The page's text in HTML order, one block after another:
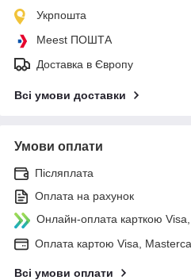
Укрпошта
Meest ПОШТА
Доставка в Європу
Всі умови доставки
Умови оплати
Післяплата
Оплата на рахунок
Онлайн-оплата карткою
Оплата картою Visa,
Всі умови оплати